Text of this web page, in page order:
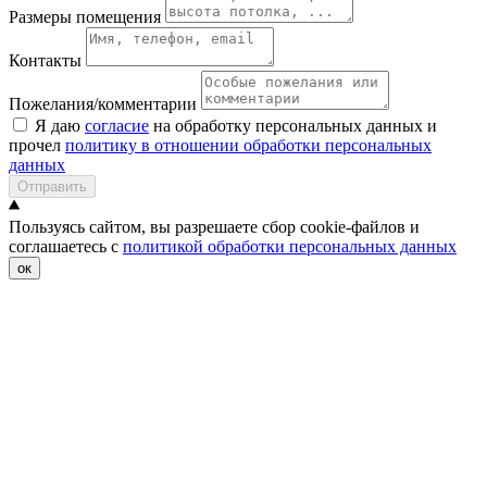
Размеры помещения
Контакты
Пожелания/комментарии
Я даю согласие на обработку персональных данных и
прочел политику в отношении обработки персональных
данных
Отправить
Пользуясь сайтом, вы разрешаете сбор cookie-файлов и
соглашаетесь с политикой обработки персональных данных
ок